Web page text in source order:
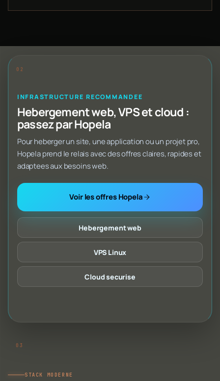
INFRASTRUCTURE RECOMMANDEE
Hebergement web, VPS et cloud :
passez par Hopela
Pour heberger un site, une application ou un projet pro,
Hopela prend le relais avec des offres claires, rapides et
adaptees aux besoins web.
Voir les offres Hopela
Hebergement web
VPS Linux
Cloud securise
STACK MODERNE